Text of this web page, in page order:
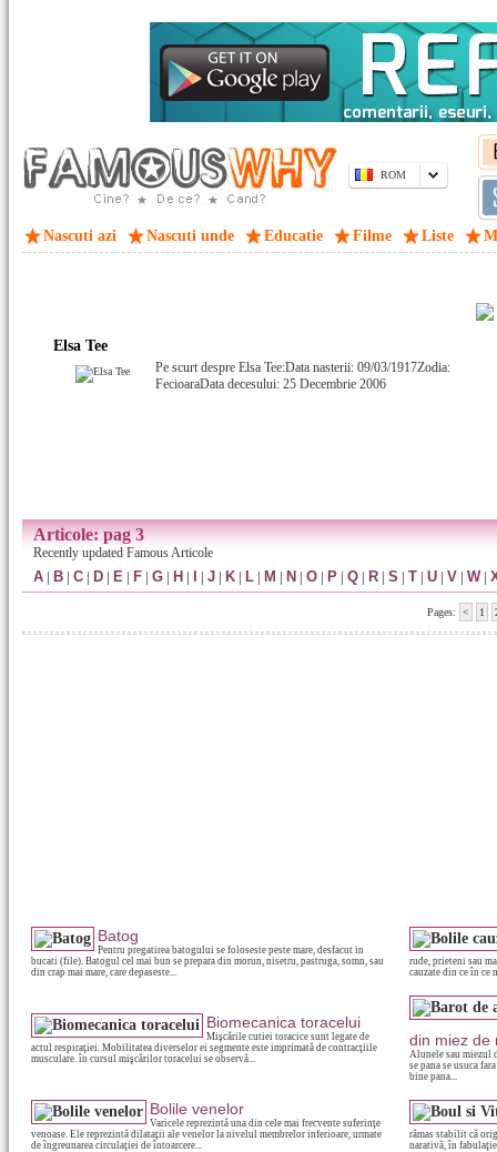
ROM
Nascuti azi Nascuti unde Educatie Filme Liste
Elsa Tee
Pe scurt despre Elsa Tee:Data nasterii: 09/03/1917Zodia:
FecioaraData decesului: 25 Decembrie 2006
Articole: pag 3
Recently updated Famous Articole
A | B | C | D | E | F | G | H | | J | K | L | M | N | O | P | Q | R | S | T | U | V | W|
Pages: < 1
Batog
Pentru pregatirea batogului se foloseste peste mare, desfacut in
bucati (file). Batogul cel mai bun se prepara din morun, nisetru, pastruga, somn, sau
din crap mai mare, care depaseste...
rude, prieteni sau
cauzate din ce în ce
Biomecanica toracelui
Mişcările cutiei toracice sunt legate de
actul respiraţiei. Mobilitatea diverselor ei segmente este imprimată de contracţiile
musculare. în cursul mişcărilor toracelui se observă...
din miez de
Alunele sau miezul
se pana se usuca
bine pana...
Bolile venelor
Varicele reprezintă una din cele mai frecvente suferinţe
venoase. Ele reprezintă dilataţii ale venelor la nivelul membrelor inferioare, urmate
de îngreunarea circulaţiei de întoarcere...
rămas stabilit că
narativă, în